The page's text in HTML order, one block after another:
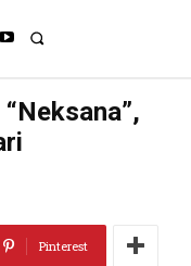
Pinterest